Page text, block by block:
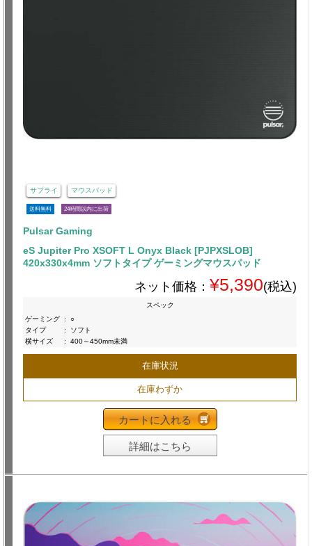
サプライ マウスパッド
送料無料 24時間以内に出荷
Pulsar Gaming
eS Jupiter Pro XSOFT L Onyx Black [PJPXSLOB]
420x330x4mm ソフトタイプ ゲーミングマウスパッド
ネット価格： ¥5,390(税込)
スペック
ゲーミング :
○
タイプ
:
ソフト
横サイズ
: 400～450mm未満
在庫状況
在庫わずか
カートに入れる
詳細はこちら